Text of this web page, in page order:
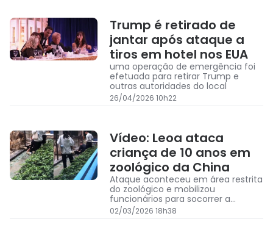
Trump é retirado de
jantar após ataque a
tiros em hotel nos EUA
uma operação de emergência foi
efetuada para retirar Trump e
outras autoridades do local
26/04/2026 10h22
Vídeo: Leoa ataca
criança de 10 anos em
zoológico da China
Ataque aconteceu em área restrita
do zoológico e mobilizou
funcionários para socorrer a
menina; animal se agarrou na
perna da criança durante o passeio
02/03/2026 18h38